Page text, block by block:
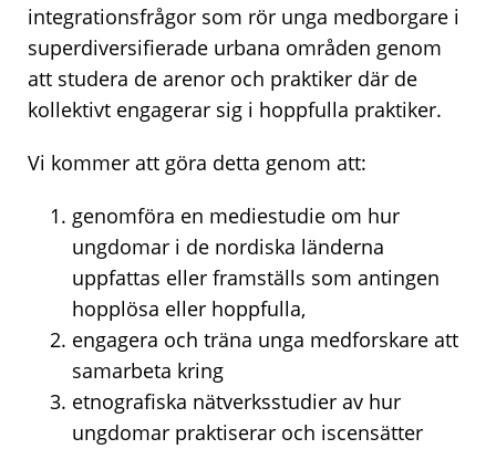
integrationsfrågor som rör unga medborgare i
superdiversifierade urbana områden genom
att studera de arenor och praktiker där de
kollektivt engagerar sig i hoppfulla praktiker.
Vi kommer att göra detta genom att:
genomföra en mediestudie om hur
ungdomar i de nordiska länderna
uppfattas eller framställs som antingen
hopplösa eller hoppfulla,
engagera och träna unga medforskare att
samarbeta kring
etnografiska nätverksstudier av hur
ungdomar praktiserar och iscensätter